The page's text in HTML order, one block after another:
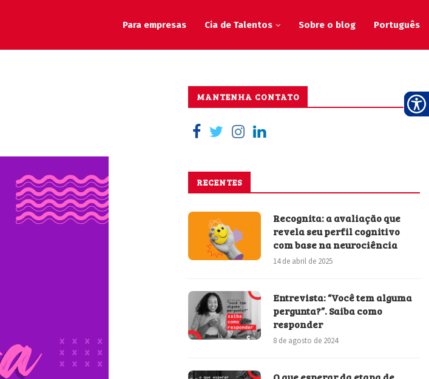
Para empresas Cia de Talentos Sobre o blog Português
MANTENHA CONTATO
RECENTES
Recognita: a avaliação que
revela seu perfil cognitivo
com base na neurociência
14 de abril de 2025
Entrevista: “Você tem alguma
pergunta?”. Saiba como
responder
8 de agosto de 2024